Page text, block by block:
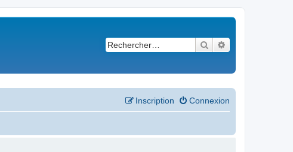
Rechercher
Connexion
Inscription